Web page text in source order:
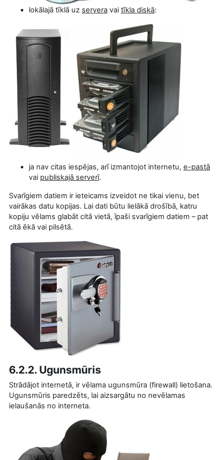
lokālajā tīklā uz servera vai tīkla diskā:
ja nav citas iespējas, arī izmantojot internetu, e-pastā
vai publiskajā serverī.
Svarīgiem datiem ir ieteicams izveidot ne tikai vienu, bet
vairākas datu kopijas. Lai dati būtu lielākā drošībā, katru
kopiju vēlams glabāt citā vietā, īpaši svarīgiem datiem – pat
citā ēkā vai pilsētā.
6.2.2. Ugunsmūris
Strādājot internetā, ir vēlama ugunsmūra (firewall) lietošana.
Ugunsmūris paredzēts, lai aizsargātu no nevēlamas
ielaušanās no interneta.